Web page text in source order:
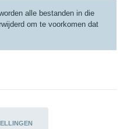
alle bestanden in die
om te voorkomen dat